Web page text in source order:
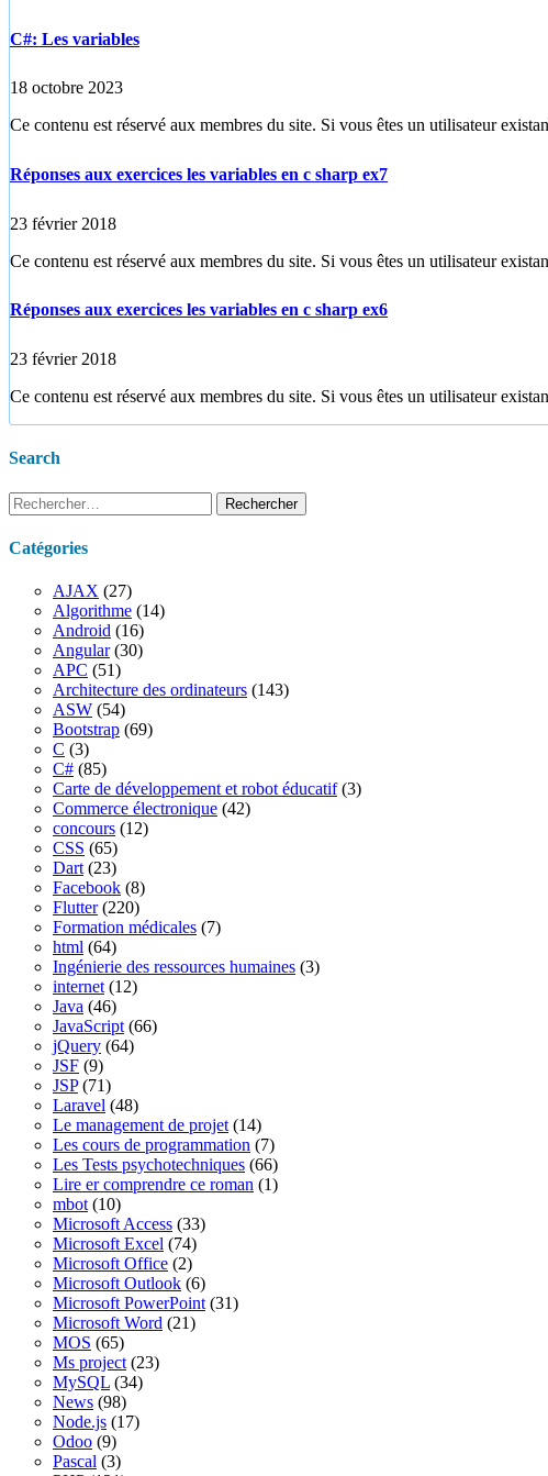
C#: Les variables
18 octobre 2023
Ce contenu est réservé aux membres du site. Si vous êtes un utilisateur
Réponses aux exercices les variables en c sharp ex7
23 février 2018
Ce contenu est réservé aux membres du site. Si vous êtes un utilisateur
Réponses aux exercices les variables en c sharp ex6
23 février 2018
Ce contenu est réservé aux membres du site. Si vous êtes un utilisateur
Search
Rechercher :
Catégories
AJAX (27)
Algorithme (14)
Android (16)
Angular(30)
APC (51)
Architecture des ordinateurs (143)
ASW (54)
Bootstrap (69)
C (3)
C# (85)
Carte de développement et robot éducatif(3)
Commerce électronique (42)
concours (12)
CSS (65)
Dart (23)
Facebook (8)
Flutter(220)
Formation médicales (7)
html (64)
Ingénierie des ressources humaines (3)
internet (12)
Java (46)
JavaScript (66)
jQuery (64)
JSF (9)
JSP(71)
Laravel (48)
Le management de projet (14)
Les cours de programmation (7)
Les Tests psychotechniques (66)
Lire er comprendre ce roman (1)
mbot (10)
Microsoft Access (33)
Microsoft Excel (74)
Microsoft Office (2)
Microsoft Outlook (6)
Microsoft PowerPoint (31)
Microsoft Word (21)
MOS (65)
Ms project (23)
MySQL (34)
News (98)
Node.js (17)
Odoo (9)
Pascal (3)